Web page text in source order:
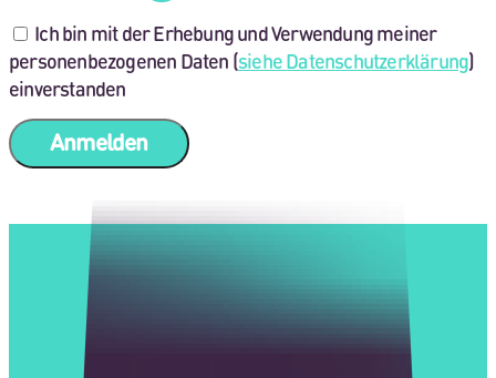
Ich bin mit der Erhebung und Verwendung meiner
personenbezogenen Daten (siehe Datenschutzerklärung)
einverstanden
Anmelden